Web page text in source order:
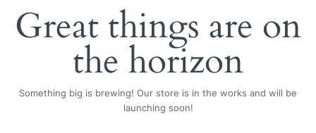
Great things are on
the horizon
Something big is brewing! Our store is in the works and will be
launching soon!